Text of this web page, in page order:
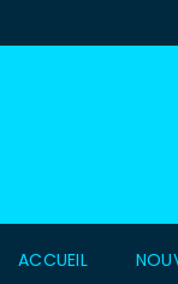
ACCUEIL